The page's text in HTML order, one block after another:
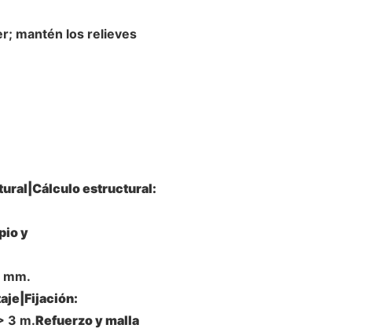
mantén los relieves
estructural:
y
mm.
3 m.Refuerzo y malla